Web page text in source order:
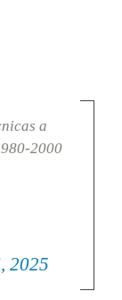
a
2000
2025